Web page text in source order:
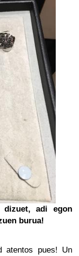
adi egon
burua!
atentos pues! Un